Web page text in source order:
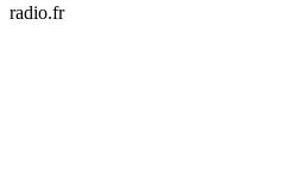
radio.fr